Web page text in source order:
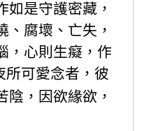
如是守護密藏，
、腐壞、亡失，
，心則生癡，作
所可愛念者，彼
陰，因欲緣欲，